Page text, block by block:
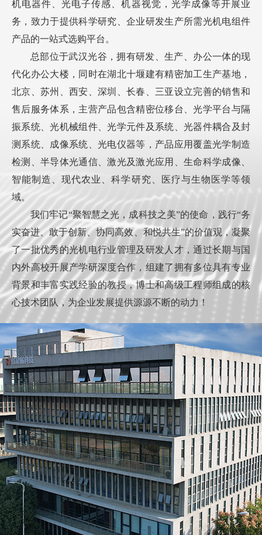
机电器件、光电子传感、机器视觉，光学成像等开展业
务，致力于提供科学研究、企业研发生产所需光机电组件
产品的一站式选购平台。
总部位于武汉光谷，拥有研发、生产、办公一体的现
代化办公大楼，同时在湖北十堰建有精密加工生产基地，
北京、苏州、西安、深圳、长春、三亚设立完善的销售和
售后服务体系，主营产品包含精密位移台、光学平台与隔
振系统、光机械组件、光学元件及系统、光器件耦合及封
测系统、成像系统、光电仪器等，产品应用覆盖光学制造
检测、半导体光通信、激光及激光应用、生命科学成像、
智能制造、现代农业、科学研究、医疗与生物医学等领
域。
我们牢记“聚智慧之光，成科技之美”的使命，践行“务
实奋进、敢于创新、协同高效、和悦共生”的价值观，凝聚
了一批优秀的光机电行业管理及研发人才，通过长期与国
内外高校开展产学研深度合作，组建了拥有多位具有专业
背景和丰富实践经验的教授，博士和高级工程师组成的核
心技术团队，为企业发展提供源源不断的动力！